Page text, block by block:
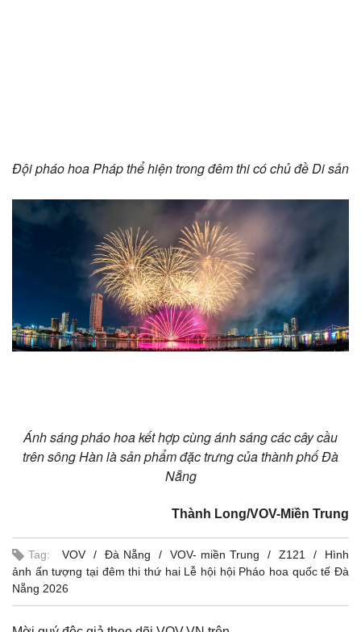
Đội pháo hoa Pháp thể hiện trong đêm thi có chủ đề Di sản
Ánh sáng pháo hoa kết hợp cùng ánh sáng các cây cầu
trên sông Hàn là sản phẩm đặc trưng của thành phố Đà
Nẵng
Thành Long/VOV-Miền Trung
Tag: VOV Đà Nẵng VOV- miền Trung Z121
Hình
ảnh ấn tượng tại đêm thi thứ hai Lễ hội hội Pháo hoa quốc tế Đà
Nẵng 2026